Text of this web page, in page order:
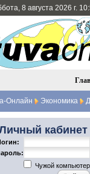
8 августа 2026 г.
Онлайн Экономика
кабинет
Чужой компьютер